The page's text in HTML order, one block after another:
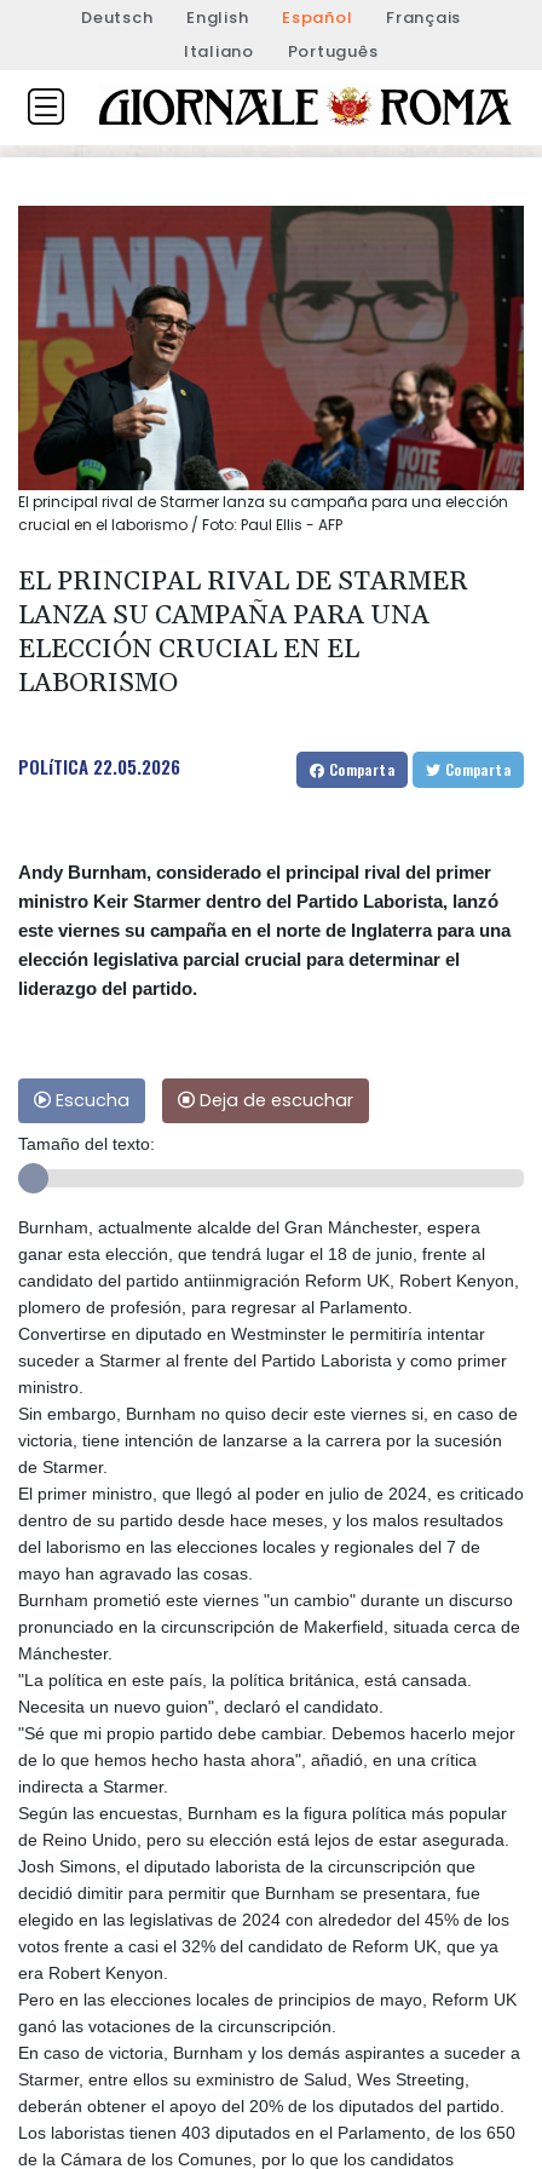
Deutsch English Español
Français
Italiano
Português
El principal rival de Starmer lanza su campaña para una elección
crucial en el laborismo / Foto: Paul Ellis - AFP
EL PRINCIPAL RIVAL DE STARMER
LANZA SU CAMPAÑA PARA UNA
ELECCIÓN CRUCIAL EN EL
LABORISMO
POLíTICA 22.05.2026 Comparta Comparta
Andy Burnham, considerado el principal rival del primer
ministro Keir Starmer dentro del Partido Laborista, lanzó
este viernes su campaña en el norte de Inglaterra para una
elección legislativa parcial crucial para determinar el
liderazgo del partido.
Escucha Deja de escuchar
Tamaño del texto:
Burnham, actualmente alcalde del Gran Mánchester, espera
ganar esta elección, que tendrá lugar el 18 de junio, frente al
candidato del partido antiinmigración Reform UK, Robert Kenyon,
plomero de profesión, para regresar al Parlamento.
Convertirse en diputado en Westminster le permitiría intentar
suceder a Starmer al frente del Partido Laborista y como primer
ministro.
Sin embargo, Burnham no quiso decir este viernes si, en caso de
victoria, tiene intención de lanzarse a la carrera por la sucesión
de Starmer.
El primer ministro, que llegó al poder en julio de 2024, es criticado
dentro de su partido desde hace meses, y los malos resultados
del laborismo en las elecciones locales y regionales del 7 de
mayo han agravado las cosas.
Burnham prometió este viernes "un cambio" durante un discurso
pronunciado en la circunscripción de Makerfield, situada cerca de
Mánchester.
"La política en este país, la política británica, está cansada.
Necesita un nuevo guion", declaró el candidato.
"Sé que mi propio partido debe cambiar. Debemos hacerlo mejor
de lo que hemos hecho hasta ahora", añadió, en una crítica
indirecta a Starmer.
Según las encuestas, Burnham es la figura política más popular
de Reino Unido, pero su elección está lejos de estar asegurada.
Josh Simons, el diputado laborista de la circunscripción que
decidió dimitir para permitir que Burnham se presentara, fue
elegido en las legislativas de 2024 con alrededor del 45% de los
votos frente a casi el 32% del candidato de Reform UK, que ya
era Robert Kenyon.
Pero en las elecciones locales de principios de mayo, Reform UK
ganó las votaciones de la circunscripción.
En caso de victoria, Burnham y los demás aspirantes a suceder a
Starmer, entre ellos su exministro de Salud, Wes Streeting,
deberán obtener el apoyo del 20% de los diputados del partido.
Los laboristas tienen 403 diputados en el Parlamento, de los 650
de la Cámara de los Comunes, por lo que los candidatos